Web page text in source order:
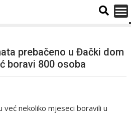
prebačeno u Đački dom
boravi 800 osoba
već nekoliko mjeseci boravili u